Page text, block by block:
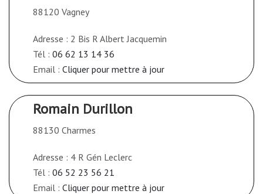
88120 Vagney
Adresse : 2 Bis R Albert Jacquemin
Tél : 06 62 13 14 36
Email : Cliquer pour mettre à jour
Romain Durillon
88130 Charmes
Adresse : 4 R Gén Leclerc
Tél : 06 52 23 56 21
Email : Cliquer pour mettre à jour